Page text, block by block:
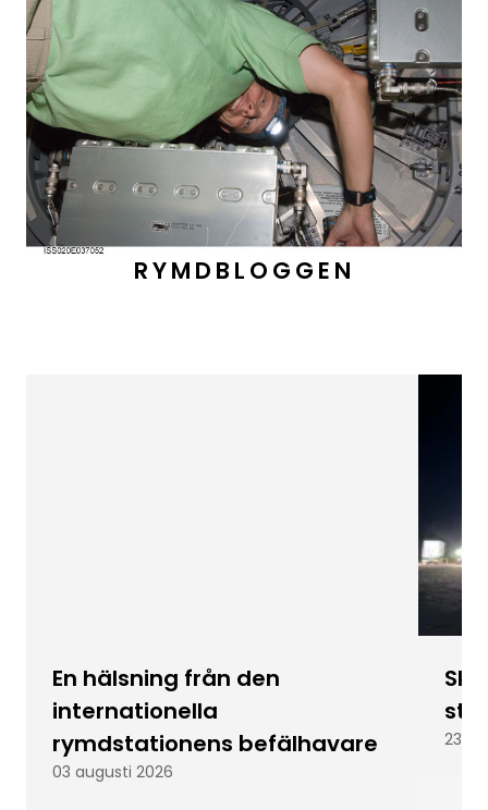
RYMDBLOGGEN
En hälsning från den
internationella
rymdstationens befälhavare
03 augusti 2026
23